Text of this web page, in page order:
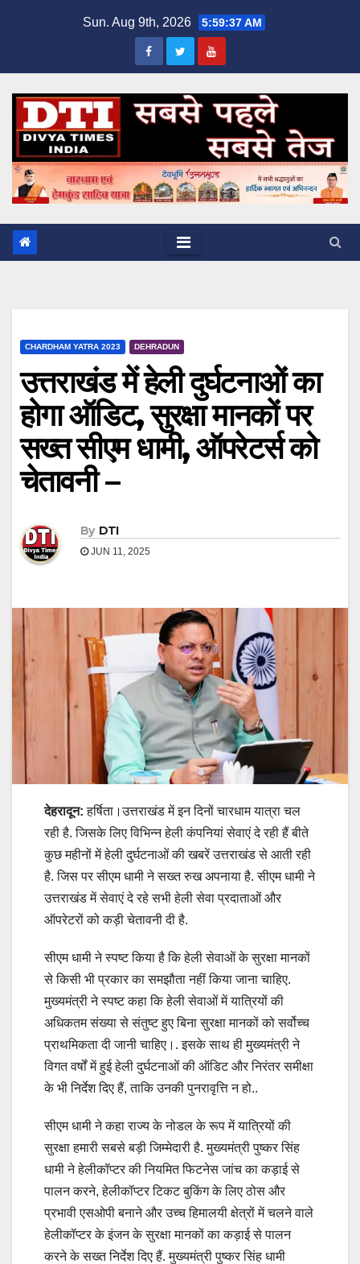
Sun. Aug 9th, 2026 5:59:38 AM
CHARDHAM YATRA 2023 DEHRADUN
उत्तराखंड में हेली दुर्घटनाओं का
होगा ऑडिट, सुरक्षा मानकों पर
सख्त सीएम धामी, ऑपरेटर्स को
चेतावनी –
By DTI
JUN 11, 2025
देहरादून: हर्षिता।उत्तराखंड में इन दिनों चारधाम यात्रा चल
रही है. जिसके लिए विभिन्न हेली कंपनियां सेवाएं दे रही हैं बीते
कुछ महीनों में हेली दुर्घटनाओं की खबरें उत्तराखंड से आती रही
है. जिस पर सीएम धामी ने सख्त रुख अपनाया है. सीएम धामी ने
उत्तराखंड में सेवाएं दे रहे सभी हेली सेवा प्रदाताओं और
ऑपरेटरों को कड़ी चेतावनी दी है.
सीएम धामी ने स्पष्ट किया है कि हेली सेवाओं के सुरक्षा मानकों
से किसी भी प्रकार का समझौता नहीं किया जाना चाहिए.
मुख्यमंत्री ने स्पष्ट कहा कि हेली सेवाओं में यात्रियों की
अधिकतम संख्या से संतुष्ट हुए बिना सुरक्षा मानकों को सर्वोच्च
प्राथमिकता दी जानी चाहिए।. इसके साथ ही मुख्यमंत्री ने
विगत वर्षों में हुई हेली दुर्घटनाओं की ऑडिट और निरंतर समीक्षा
के भी निर्देश दिए हैं, ताकि उनकी पुनरावृत्ति न हो..
सीएम धामी ने कहा राज्य के नोडल के रूप में यात्रियों की
सुरक्षा हमारी सबसे बड़ी जिम्मेदारी है. मुख्यमंत्री पुष्कर सिंह
धामी ने हेलीकॉप्टर की नियमित फिटनेस जांच का कड़ाई से
पालन करने, हेलीकॉप्टर टिकट बुकिंग के लिए ठोस और
प्रभावी एसओपी बनाने और उच्च हिमालयी क्षेत्रों में चलने वाले
हेलीकॉप्टर के इंजन के सुरक्षा मानकों का कड़ाई से पालन
करने के सख्त निर्देश दिए हैं. मुख्यमंत्री पुष्कर सिंह धामी